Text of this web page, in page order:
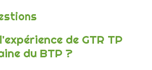
de GTR TP
du BTP ?